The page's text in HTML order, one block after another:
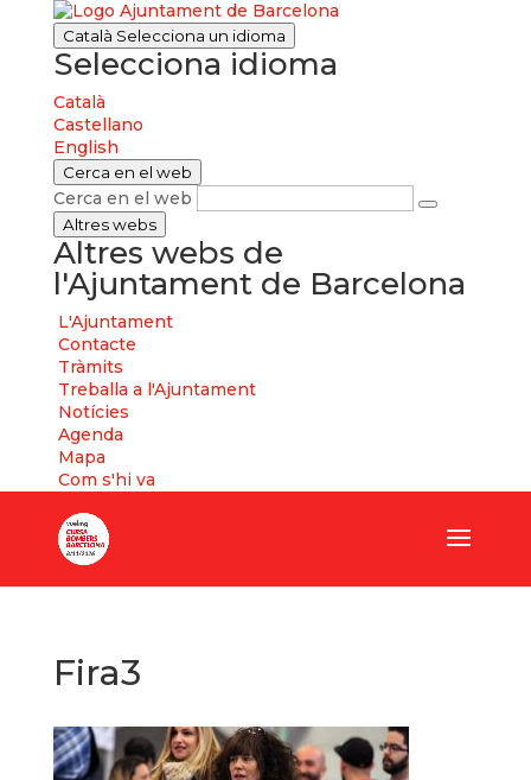
Català Selecciona un idioma
Selecciona idioma
Català
Castellano
English
Cerca en el web
Cerca en el web
Altres webs
Altres webs de
l'Ajuntament de Barcelona
L'Ajuntament
Contacte
Tràmits
Treballa a l'Ajuntament
Notícies
Agenda
Mapa
Com s'hi va
Fira3